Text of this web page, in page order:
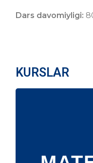
Dars davomiyligi:
KURSLAR